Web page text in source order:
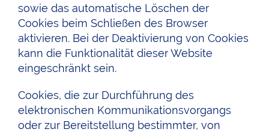
sowie das automatische Löschen der
Cookies beim Schließen des Browser
aktivieren. Bei der Deaktivierung von Cookies
kann die Funktionalität dieser Website
eingeschränkt sein.
Cookies, die zur Durchführung des
elektronischen Kommunikationsvorgangs
oder zur Bereitstellung bestimmter, von